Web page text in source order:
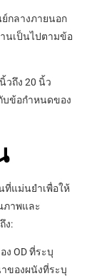
กลางภายนอก
นเป็นไปตามข้อ
วถึง 20 นิ้ว
บข้อกำหนดของ
ที่แม่นยำเพื่อให้
าพและ
ง:
ง OD ที่ระบุ
ของผนังที่ระบุ